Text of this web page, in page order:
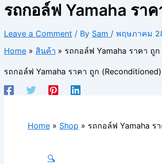
รถกอล์ฟ Yamaha รา
Leave a Comment / By Sam / พฤษภาคม
Home
สินค้า รถกอล์ฟ Yamaha ราคา ถู
รถกอล์ฟ Yamaha ราคา ถูก (Reconditioned)
Home » Shop » รถกอล์ฟ Yamaha ร
🔍